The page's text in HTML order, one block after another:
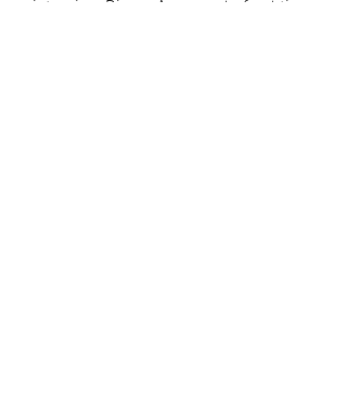
intensives Birnen Aroma, sehr fruchtig,